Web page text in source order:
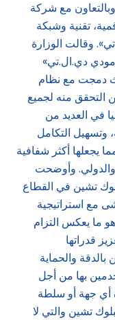
مع شركة
تقنية وشبكة
وقالت الوزارة
دي.ال.تي»
دمجت مع نظام
منه لجميع
في العديد من
وتسهيل التكامل
يجعلها أكثر شفافية
وأوضحت
تشين في القطاع
مع استراتيجية
الأردنية (2021-2025) وهو ما يعكس التزام
قدراتها
بالدقة والحماية
بها من أجل
أي جهة أو سلطة
تشين والتي لا